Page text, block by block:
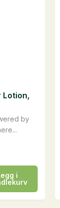
by
Lotion,
i